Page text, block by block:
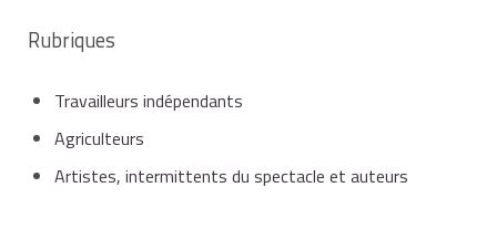
Rubriques
Travailleurs indépendants
Agriculteurs
Artistes, intermittents du spectacle et auteurs